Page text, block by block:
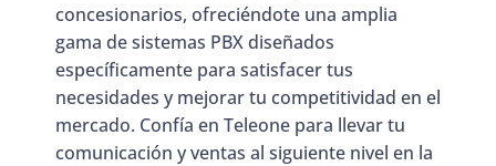
concesionarios, ofreciéndote una amplia
gama de sistemas PBX diseñados
específicamente para satisfacer tus
necesidades y mejorar tu competitividad en el
mercado. Confía en Teleone para llevar tu
comunicación y ventas al siguiente nivel en la